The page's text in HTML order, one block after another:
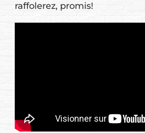
raffolerez, promis!